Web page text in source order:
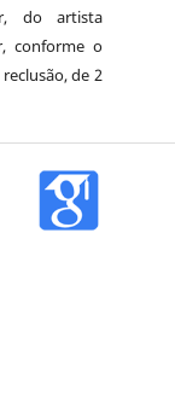
do artista
conforme o
de 2